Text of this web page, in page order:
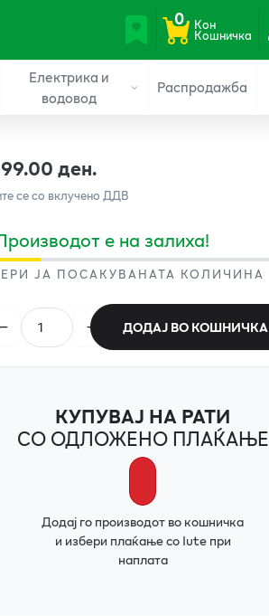
0 Кон
Кошничка
Електрика и
водовод
Распродажба
ден.
се со вклучено ДДВ
е на залиха!
ЈА ПОСАКУВАНАТА КОЛИЧИНА
ДОДАЈ ВО КОШНИЧКА
КУПУВАЈ НА РАТИ
СО ОДЛОЖЕНО ПЛАЌАЊЕ
Додај го производот во кошничка
и избери плаќање со Iute при
наплата